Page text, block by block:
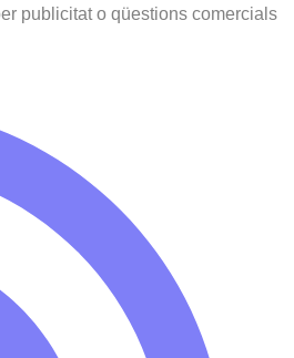
publicitat o qüestions comercials